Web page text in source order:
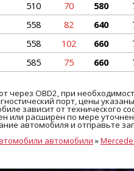
510 70 580
558 82 640
558 102 660
585 75 660
через OBD2, при
порт, цены
зависит от технического
расширен по мере
автомобиля и отправьте
автомобили »